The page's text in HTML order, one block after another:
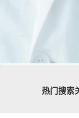
热门搜索